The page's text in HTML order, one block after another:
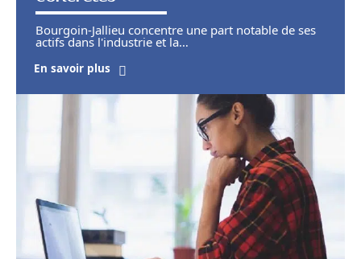
Bourgoin-Jallieu concentre une part notable de ses
actifs dans l'industrie et la…
En savoir plus